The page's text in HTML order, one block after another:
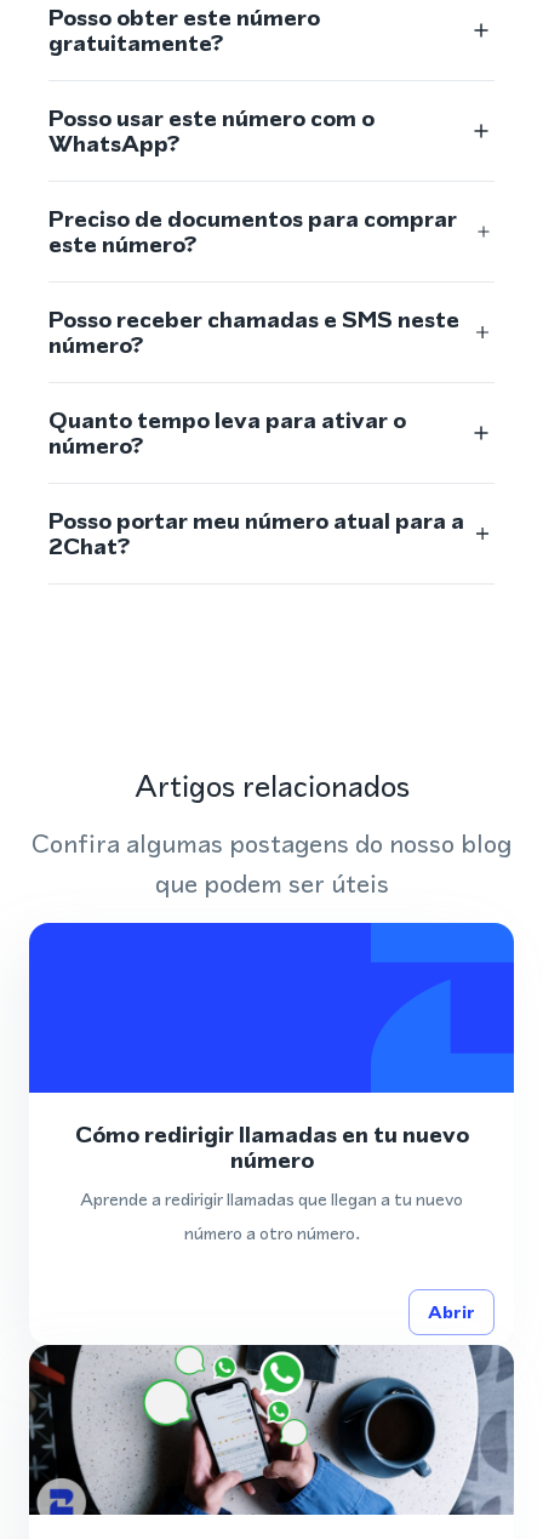
Posso obter este número
gratuitamente?
Posso usar este número com o
WhatsApp?
Preciso de documentos para comprar
este número?
Posso receber chamadas e SMS neste
número?
Quanto tempo leva para ativar o
número?
Posso portar meu número atual para a
2Chat?
Artigos relacionados
Confira algumas postagens do nosso blog
que podem ser úteis
Cómo redirigir llamadas en tu nuevo
número
Aprende a redirigir llamadas que llegan a tu nuevo
número a otro número.
Abrir